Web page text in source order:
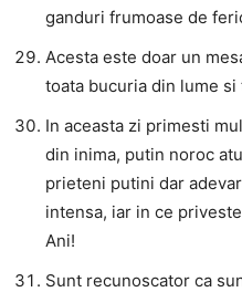
ganduri frumoase de
Acesta este doar un
toata bucuria din lume
In aceasta zi primesti
din inima, putin noroc
prieteni putini dar
intensa, iar in ce
Ani!
Sunt recunoscator ca